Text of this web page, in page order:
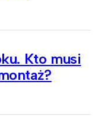
Kto musi